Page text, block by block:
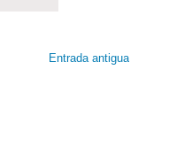
Entrada antigua